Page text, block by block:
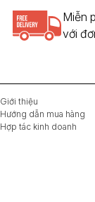
Miễn
với
Giới thiệu
Hướng dẫn mua hàng
Hợp tác kinh doanh